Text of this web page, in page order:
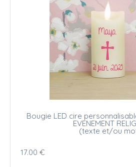
Bougie LED cire
EVENEMENT
(texte et/ou
17.00 €